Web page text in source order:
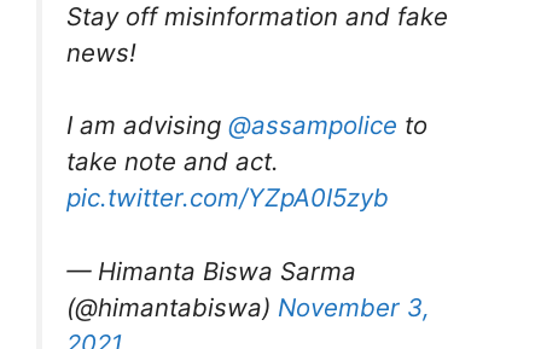
Stay off misinformation and fake
news!
I am advising @assampolice to
take note and act.
pic.twitter.com/YZpA0I5zyb
— Himanta Biswa Sarma
(@himantabiswa) November 3,